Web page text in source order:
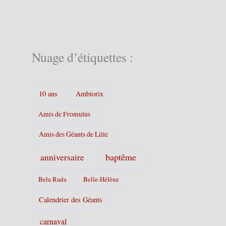
Nuage d’étiquettes :
10 ans Ambiorix
Amis de Fromulus
Amis des Géants de Lille
anniversaire baptême
Bela Rada Belle-Hélène
Calendrier des Géants
carnaval